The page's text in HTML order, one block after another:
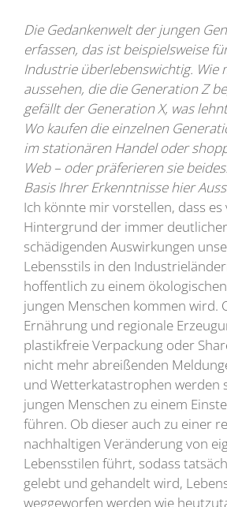
Die Gedankenwelt der jungen
erfassen, das ist beispielsweise
Industrie überlebenswichtig. Wie
aussehen, die die Generation Z
gefällt der Generation X, was
Wo kaufen die einzelnen
im stationären Handel oder
Web – oder präferieren sie
Basis Ihrer Erkenntnisse hier
Ich könnte mir vorstellen, dass es
Hintergrund der immer
schädigenden Auswirkungen
Lebensstils in den
hoffentlich zu einem
jungen Menschen kommen wird.
Ernährung und regionale
plastikfreie Verpackung oder
nicht mehr abreißenden
und Wetterkatastrophen werden
jungen Menschen zu einem
führen. Ob dieser auch zu einer
nachhaltigen Veränderung von
Lebensstilen führt, sodass
gelebt und gehandelt wird,
weggeworfen werden wie